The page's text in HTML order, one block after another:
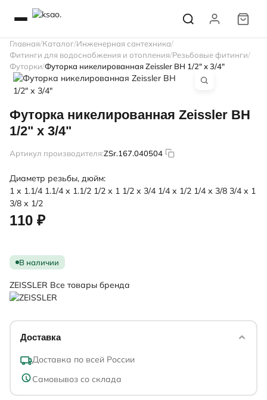
Главная Каталог Инженерная сантехника
Фитинги для водоснобжения и отопления Резьбовые фитинги
Футорки Футорка никелированная Zeissler ВН 1/2" х 3/4"
Футорка никелированная Zeissler ВН
1/2" х 3/4"
Артикул производителя:ZSr.167.040504
Диаметр резьбы, дюйм:
1 х 1.1/4 1.1/4 х 1.1/2 1/2 х 1 1/2 х 3/4 1/4 х 1/2 1/4 х 3/8 3/4 х 1
3/8 х 1/2
110 ₽
В наличии
ZEISSLER Все товары бренда
Доставка
Доставка по всей России
Самовывоз со склада